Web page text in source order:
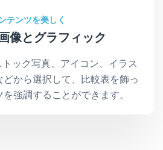
テンツを美しく
像とグラフィック
ック写真、アイコン、イラス
どから選択して、比較表を飾っ
強調することができます。